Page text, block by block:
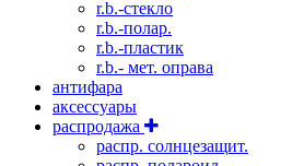
r.b.-стекло
r.b.-полар.
r.b.-пластик
r.b.- мет. оправа
антифара
аксессуары
распродажа
распр. солнцезащит.